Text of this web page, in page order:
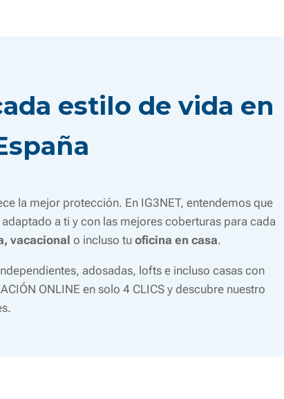
estilo de vida en
la mejor protección. En IG3NET, entendemos que
a ti y con las mejores coberturas para cada
vacacional o incluso tu oficina en casa.
adosadas, lofts e incluso casas con
ONLINE en solo 4 CLICS y descubre nuestro